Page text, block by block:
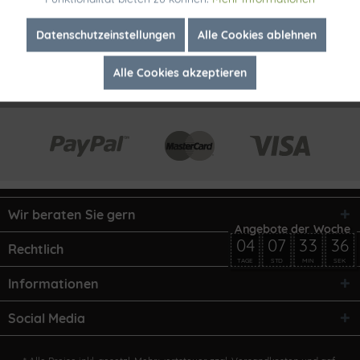
Wir beraten Sie gern
Rechtlich
Informationen
Social Media
Marketing Inaktiv
Datenschutzeinstellungen Alle Cookies ablehnen
Alle Cookies akzeptieren
04
TAGE
07
STD
33
MIN
36
SEK